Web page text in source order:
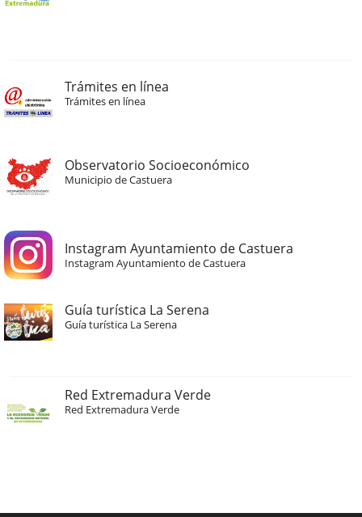
Trámites en línea
Trámites en línea
Observatorio Socioeconómico
Municipio de Castuera
Instagram Ayuntamiento de Castuera
Instagram Ayuntamiento de Castuera
Guía turística La Serena
Guía turística La Serena
Red Extremadura Verde
Red Extremadura Verde